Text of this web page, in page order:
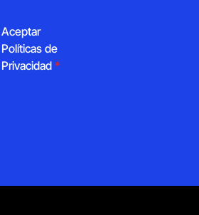
Aceptar
Políticas de
Privacidad *